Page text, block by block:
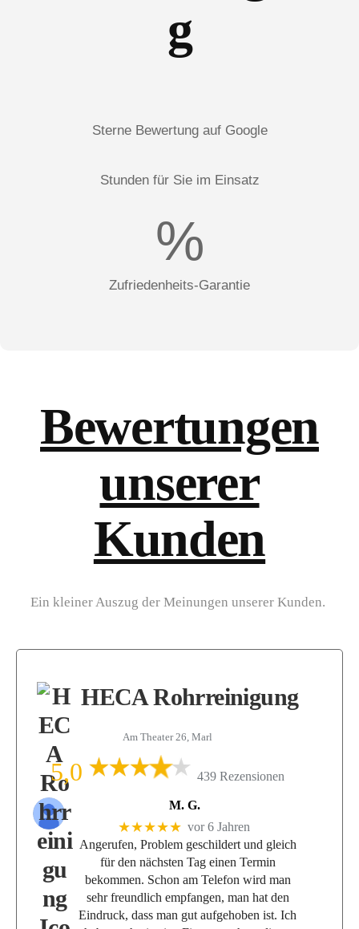
g
Sterne Bewertung auf Google
Stunden für Sie im Einsatz
Zufriedenheits-Garantie
%
Bewertungen
unserer
Kunden
Ein kleiner Auszug der Meinungen unserer Kunden.
HECA Rohrreinigung
Am Theater 26, Marl
5,0 439 Rezensionen
M. G.
★★★★★ vor 6 Jahren
Angerufen, Problem geschildert und gleich
für den nächsten Tag einen Termin
bekommen. Schon am Telefon wird man
sehr freundlich empfangen, man hat den
Eindruck, dass man gut aufgehoben ist. Ich